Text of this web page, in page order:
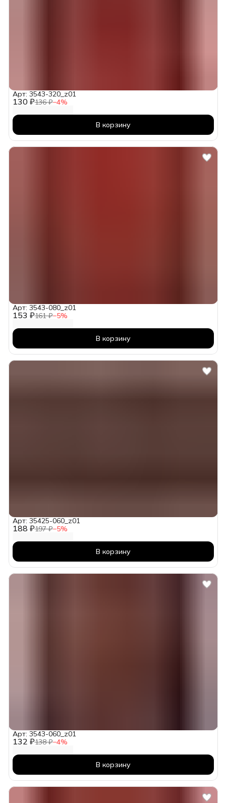
130 ₽136 ₽−4%
Арт: 3543-320_z01
В корзину
153 ₽161 ₽−5%
Арт: 3543-080_z01
В корзину
188 ₽197 ₽−5%
Арт: 35425-060_z01
В корзину
132 ₽138 ₽−4%
Арт: 3543-060_z01
В корзину